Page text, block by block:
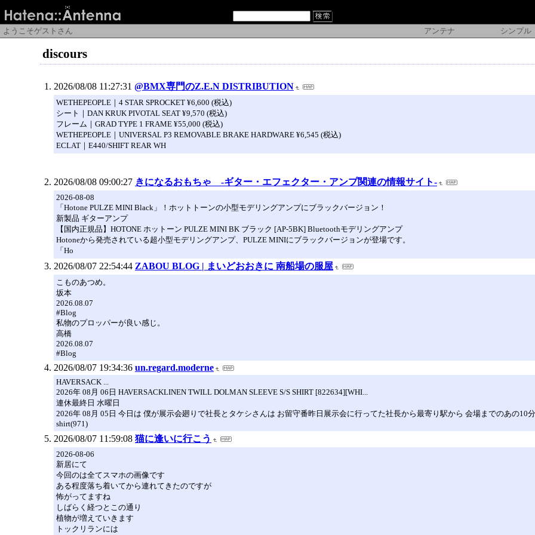
ようこそゲストさん アンテナ シンプル
discours
2026/08/08 11:27:31 @BMX専門のZ.E.N DISTRIBUTION
WETHEPEOPLE｜4 STAR SPROCKET ¥6,600 (税込)
シート｜DAN KRUK PIVOTAL SEAT ¥9,570 (税込)
フレーム｜GRAD TYPE 1 FRAME ¥55,000 (税込)
WETHEPEOPLE｜UNIVERSAL P3 REMOVABLE BRAKE HARDWARE ¥6,545 (税込)
ECLAT｜E440/SHIFT REAR WH
2026/08/08 09:00:27 きになるおもちゃ -ギター・エフェクター・アンプ関連の情報サイト-
2026-08-08
「Hotone PULZE MINI Black」！ホットトーンの小型モデリングアンプにブラックバージョン！
新製品 ギターアンプ
【国内正規品】HOTONE ホットーン PULZE MINI BK ブラック [AP-5BK] Bluetoothモデリングアンプ
Hotoneから発売されている超小型モデリングアンプ、PULZE MINIにブラックバージョンが登場です。
「Ho
2026/08/07 22:54:44 ZABOU BLOG | まいどおおきに 南船場の服屋
こものあつめ。
坂本
2026.08.07
#Blog
私物のプロッパーが良い感じ。
高橋
2026.08.07
#Blog
2026/08/07 19:34:36 un.regard.moderne
HAVERSACK ...
2026年 08月 06日 HAVERSACKLINEN TWILL DOLMAN SLEEVE S/S SHIRT [822634][WHI...
連休最終日 水曜日
2026年 08月 05日 今日は 僕が展示会廻りで社長とタケシさんは お留守番昨日展示会に行ってた社長から最寄り駅から 会場までのあの10
shirt(971)
2026/08/07 11:59:08 猫に逢いに行こう
2026-08-06
新居にて
今回のは全てスマホの画像です
ある程度落ち着いてから連れてきたのですが
怖がってますね
しばらく経つとこの通り
植物が増えていきます
トックリランには